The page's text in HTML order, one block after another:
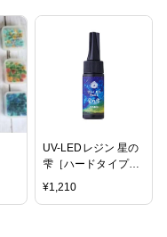
UV-LEDレジン 星の
雫［ハードタイプ］
25ｇ
¥1,210